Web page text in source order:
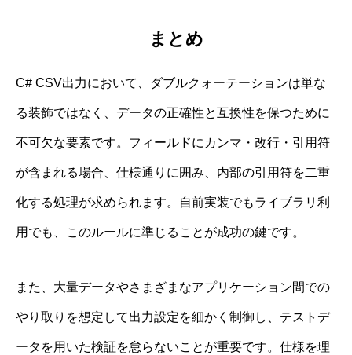
まとめ
C# CSV出力において、ダブルクォーテーションは単な
る装飾ではなく、データの正確性と互換性を保つために
不可欠な要素です。フィールドにカンマ・改行・引用符
が含まれる場合、仕様通りに囲み、内部の引用符を二重
化する処理が求められます。自前実装でもライブラリ利
用でも、このルールに準じることが成功の鍵です。
また、大量データやさまざまなアプリケーション間での
やり取りを想定して出力設定を細かく制御し、テストデ
ータを用いた検証を怠らないことが重要です。仕様を理